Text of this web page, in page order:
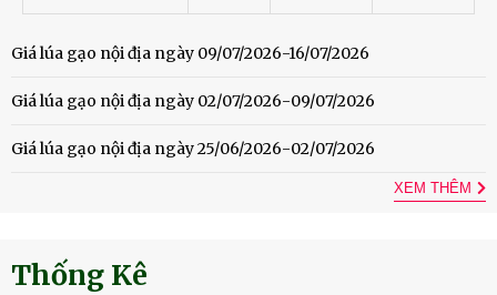
Giá lúa gạo nội địa ngày 09/07/2026-16/07/2026
Giá lúa gạo nội địa ngày 02/07/2026-09/07/2026
Giá lúa gạo nội địa ngày 25/06/2026-02/07/2026
XEM THÊM
Thống Kê